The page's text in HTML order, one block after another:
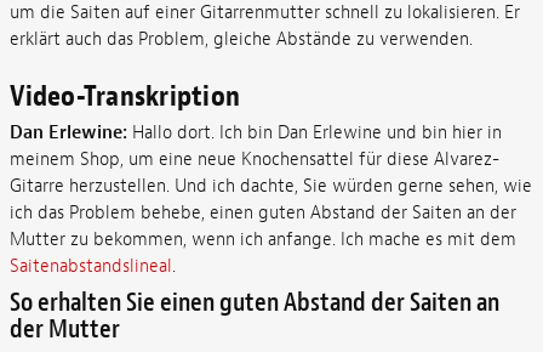
um die Saiten auf einer Gitarrenmutter schnell zu lokalisieren. Er
erklärt auch das Problem, gleiche Abstände zu verwenden.
Video-Transkription
Dan Erlewine: Hallo dort. Ich bin Dan Erlewine und bin hier in
meinem Shop, um eine neue Knochensattel für diese Alvarez-
Gitarre herzustellen. Und ich dachte, Sie würden gerne sehen, wie
ich das Problem behebe, einen guten Abstand der Saiten an der
Mutter zu bekommen, wenn ich anfange. Ich mache es mit dem
Saitenabstandslineal.
So erhalten Sie einen guten Abstand der Saiten an
der Mutter